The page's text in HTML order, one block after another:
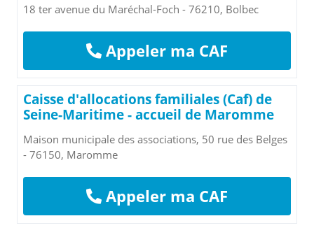
18 ter avenue du Maréchal-Foch - 76210, Bolbec
Appeler ma CAF
Caisse d'allocations familiales (Caf) de
Seine-Maritime - accueil de Maromme
Maison municipale des associations, 50 rue des Belges
- 76150, Maromme
Appeler ma CAF